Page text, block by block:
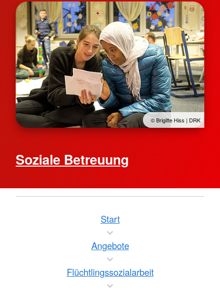
© Brigitte Hiss | DRK
Soziale Betreuung
Start
Angebote
Flüchtlingssozialarbeit